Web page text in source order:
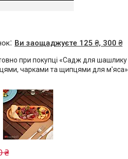
Ви заощаджуєте 125 ₴, 300 ₴
при покупці «Садж для шашлику
чарками та щипцями для м'яса»
₴